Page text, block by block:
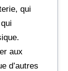
qui
aux
d’autres